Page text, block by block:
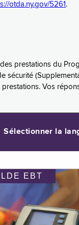
otda.ny.gov/5261.
prestations du
sécurité
Vos
Sélectionner la
EBT